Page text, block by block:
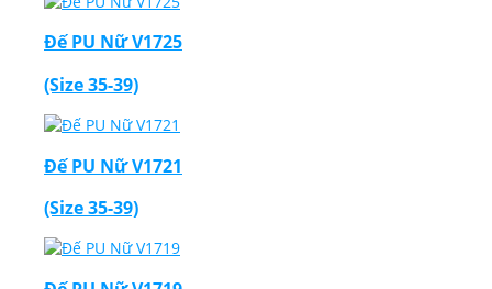
Đế PU Nữ V1725
(Size 35-39)
Đế PU Nữ V1721
(Size 35-39)